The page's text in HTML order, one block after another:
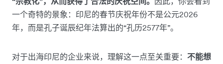
一个奇特的景象：印尼的春节庆祝年份不是公元2026
年，而是孔子诞辰纪年法算出的“孔历2577年”。
对于出海印尼的企业来说，理解这一点至关重要： 不能想